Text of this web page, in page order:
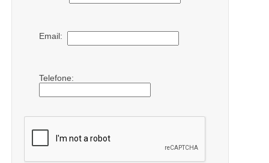
Email:
Telefone: